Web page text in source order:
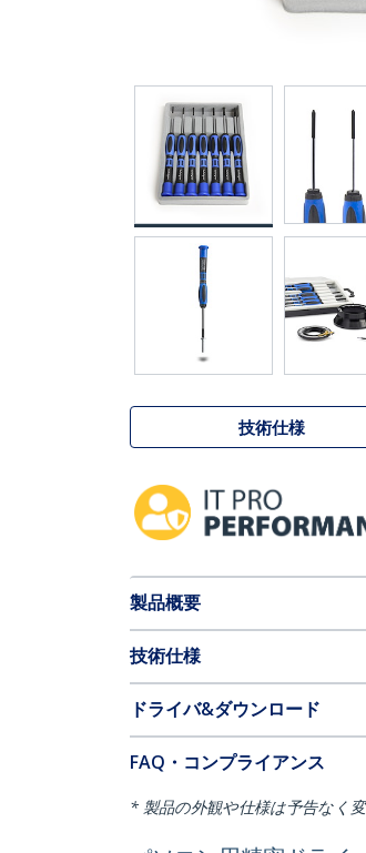
技術仕様
製品概要
技術仕様
ドライバ&ダウンロード
FAQ・コンプライアンス
* 製品の外観や仕様は予告なく